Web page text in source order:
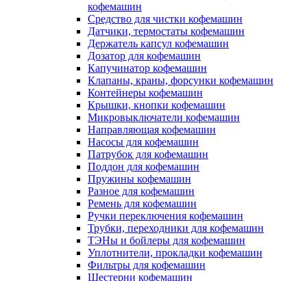
кофемашин
Средство для чистки кофемашин
Датчики, термостаты кофемашин
Держатель капсул кофемашин
Дозатор для кофемашин
Капучинатор кофемашин
Клапаны, краны, форсунки кофемашин
Контейнеры кофемашин
Крышки, кнопки кофемашин
Микровыключатели кофемашин
Направляющая кофемашин
Насосы для кофемашин
Патрубок для кофемашин
Поддон для кофемашин
Пружины кофемашин
Разное для кофемашин
Ремень для кофемашин
Ручки переключения кофемашин
Трубки, переходники для кофемашин
ТЭНы и бойлеры для кофемашин
Уплотнители, прокладки кофемашин
Фильтры для кофемашин
Шестерни кофемашин